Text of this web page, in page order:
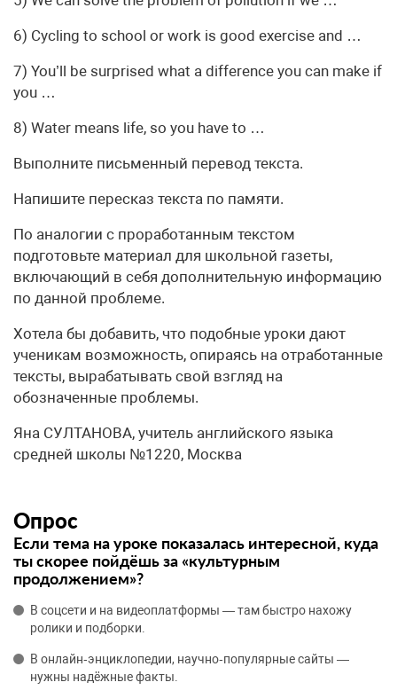
6) Cycling to school or work is good exercise and …
7) You’ll be surprised what a difference you can make if
you …
8) Water means life, so you have to …
Выполните письменный перевод текста.
Напишите пересказ текста по памяти.
По аналогии с проработанным текстом
подготовьте материал для школьной газеты,
включающий в себя дополнительную информацию
по данной проблеме.
Хотела бы добавить, что подобные уроки дают
ученикам возможность, опираясь на отработанные
тексты, вырабатывать свой взгляд на
обозначенные проблемы.
Яна СУЛТАНОВА, учитель английского языка
средней школы №1220, Москва
Опрос
Если тема на уроке показалась интересной, куда
ты скорее пойдёшь за «культурным
продолжением»?
В соцсети и на видеоплатформы — там быстро нахожу
ролики и подборки.
В онлайн‑энциклопедии, научно‑популярные сайты —
нужны надёжные факты.